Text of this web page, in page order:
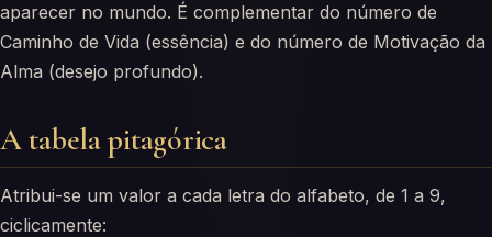
aparecer no mundo. É complementar do número de
Caminho de Vida (essência) e do número de Motivação da
Alma (desejo profundo).
A tabela pitagórica
Atribui-se um valor a cada letra do alfabeto, de 1 a 9,
ciclicamente: